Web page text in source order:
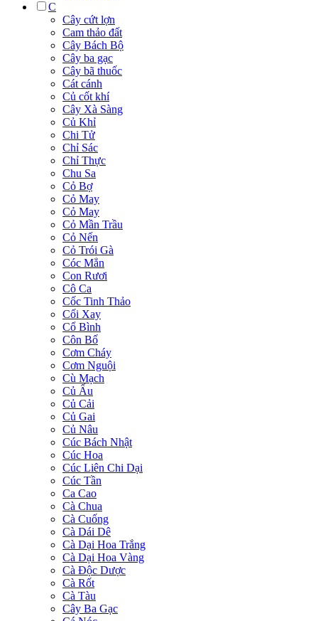
C
Cây cứt lợn
Cam thảo đất
Cây Bách Bộ
Cây ba gạc
Cây bã thuốc
Cát cánh
Củ cốt khí
Cây Xà Sàng
Củ Khỉ
Chi Tử
Chỉ Sác
Chỉ Thực
Chu Sa
Cỏ Bợ
Cỏ May
Cỏ May
Cỏ Mần Trầu
Cỏ Nến
Cỏ Trói Gà
Cóc Mẳn
Con Rươi
Cô Ca
Cốc Tinh Thảo
Cối Xay
Cổ Bình
Côn Bố
Cơm Cháy
Cơm Nguội
Cù Mạch
Củ Ấu
Củ Cải
Củ Gai
Củ Nâu
Cúc Bách Nhật
Cúc Hoa
Cúc Liên Chi Dại
Cúc Tần
Ca Cao
Cà Chua
Cà Cuống
Cà Dái Dê
Cà Dại Hoa Trắng
Cà Dại Hoa Vàng
Cà Độc Dược
Cà Rốt
Cà Tàu
Cây Ba Gạc